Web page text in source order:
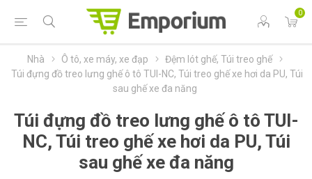
0
Nhà Ô tô, xe máy, xe đạp
Đệm lót ghế, Túi treo ghế
Túi đựng đồ treo lưng ghế ô tô TUI-NC, Túi treo ghế xe hơi da PU, Túi
sau ghế xe đa năng
Túi đựng đồ treo lưng ghế ô tô TUI-
NC, Túi treo ghế xe hơi da PU, Túi
sau ghế xe đa năng